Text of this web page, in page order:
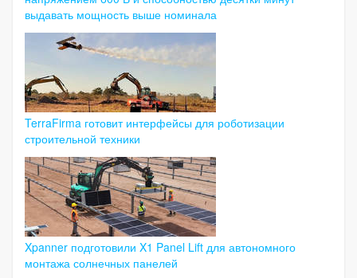
выдавать мощность выше номинала
TerraFirma готовит интерфейсы для роботизации
строительной техники
Xpanner подготовили X1 Panel Lift для автономного
монтажа солнечных панелей